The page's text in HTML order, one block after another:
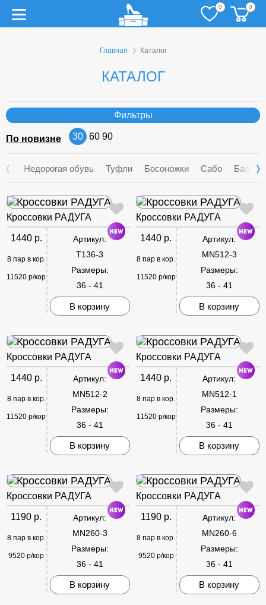
0 0
Главная Каталог
КАТАЛОГ
Фильтры
По новизне 30 60 90
Недорогая обувь Туфли Босоножки Сабо
Кроссовки РАДУГА
1440 р.
8 пар в кор.
11520 р/кор
Артикул:
T136-3
Размеры:
36 - 41
В корзину
Кроссовки РАДУГА
1440 р.
8 пар в кор.
11520 р/кор
Артикул:
MN512-3
Размеры:
36 - 41
В корзину
Кроссовки РАДУГА
1440 р.
8 пар в кор.
11520 р/кор
Артикул:
MN512-2
Размеры:
36 - 41
В корзину
Кроссовки РАДУГА
1440 р.
8 пар в кор.
11520 р/кор
Артикул:
MN512-1
Размеры:
36 - 41
В корзину
Кроссовки РАДУГА
1190 р.
8 пар в кор.
9520 р/кор
Артикул:
MN260-3
Размеры:
36 - 41
В корзину
Кроссовки РАДУГА
1190 р.
8 пар в кор.
9520 р/кор
Артикул:
MN260-6
Размеры:
36 - 41
В корзину